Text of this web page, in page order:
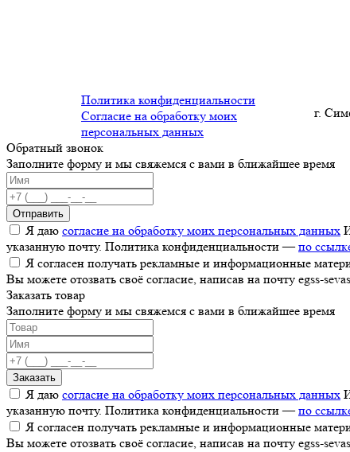
Политика конфиденциальности
Согласие на обработку моих
персональных данных
г.
Обратный звонок
Заполните форму и мы свяжемся с вами в ближайшее время
Отправить
Я даю согласие на обработку моих персональных данных
указанную почту. Политика конфиденциальности —по
Я согласен получать рекламные и информационные
Вы можете отозвать своё согласие, написав на почту egss-
Заказать товар
Заполните форму и мы свяжемся с вами в ближайшее время
Заказать
Я даю согласие на обработку моих персональных данных
указанную почту. Политика конфиденциальности —по
Я согласен получать рекламные и информационные
Вы можете отозвать своё согласие, написав на почту egss-